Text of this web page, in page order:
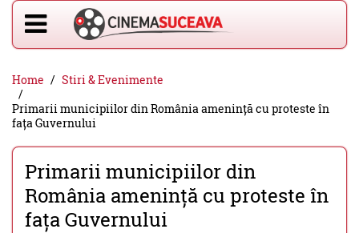
Home
Stiri & Evenimente
Primarii municipiilor din România amenință cu proteste în
fața Guvernului
Primarii municipiilor din
România amenință cu proteste în
fața Guvernului